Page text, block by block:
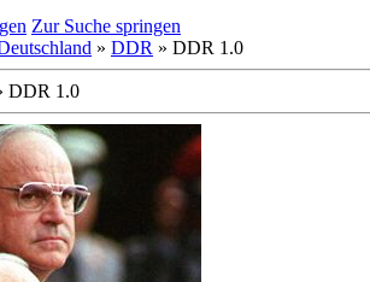
Zur Suche springen
» DDR » DDR 1.0
DDR 1.0